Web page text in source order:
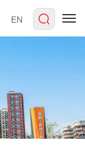
EN